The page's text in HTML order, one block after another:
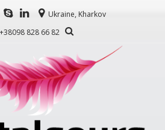
Ukraine, Kharkov
828 66 82